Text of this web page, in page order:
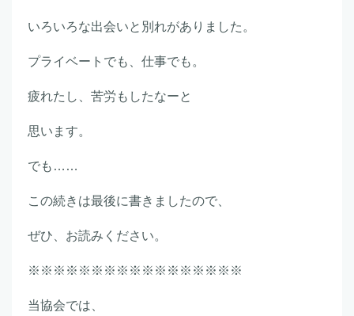
いろいろな出会いと別れがありました。
プライベートでも、仕事でも。
疲れたし、苦労もしたなーと
思います。
でも……
この続きは最後に書きましたので、
ぜひ、お読みください。
※※※※※※※※※※※※※※※※※
当協会では、